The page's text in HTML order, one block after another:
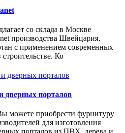
со склада в Москве
производства Швейцария.
с применением современных
Ко
дверных порталов
можете приобрести фурнитуру
для изготовления